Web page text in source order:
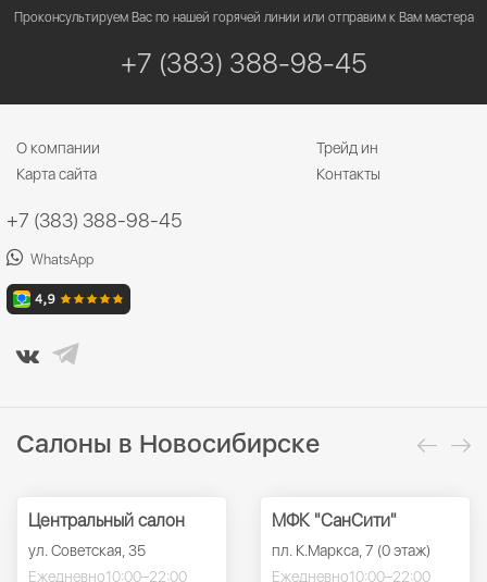
Проконсультируем Вас по нашей горячей линии или отправим к Вам мастера
+7 (383) 388-98-45
О компании
Трейд ин
Карта сайта
Контакты
+7 (383) 388-98-45
WhatsApp
Салоны в Новосибирске
Центральный салон
ул. Советская, 35
Ежедневно10:00–22:00
МФК "СанСити"
пл. К.Маркса, 7 (0 этаж)
Ежедневно10:00–22:00